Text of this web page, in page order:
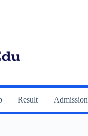
Result Admission